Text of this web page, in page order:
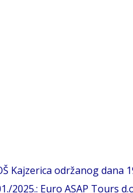
Kajzerica održanog dana
2025.: Euro ASAP